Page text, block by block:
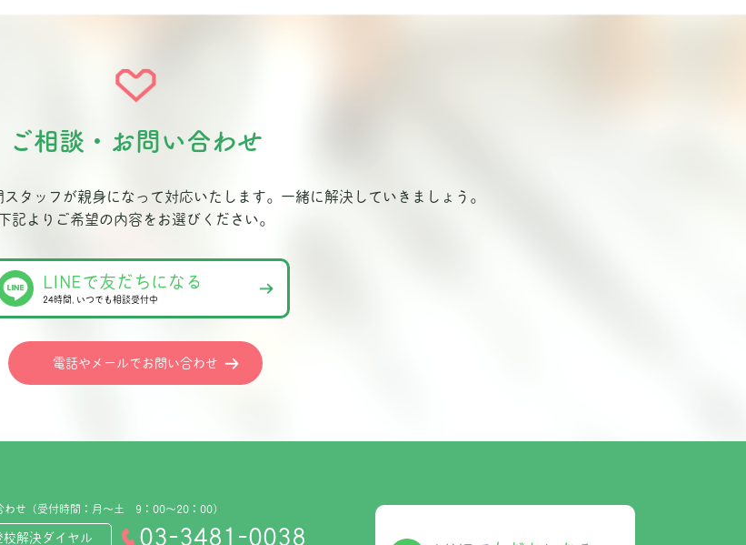
ご相談・お問い合わせ
タッフが親身になって対応いたします。 一緒に解決していきましょう。
記よりご希望の内容をお選びください。
LINEで友だちになる
24時間､いつでも相談受付中
電話やメールでお問い合わせ
わせ（受付時間：月～土 9：00～20：00）
解決ダイヤル 03-3481-0038